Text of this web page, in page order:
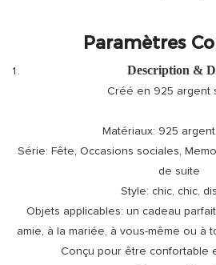
Paramètres
Description &
Créé en 925 argent
Matériaux: 925
Série: Fête, Occasions sociales,
de suite
Style: chic, chic,
Objets applicables: un cadeau
amie, à la mariée, à vous-même ou à
Conçu pour être confortable